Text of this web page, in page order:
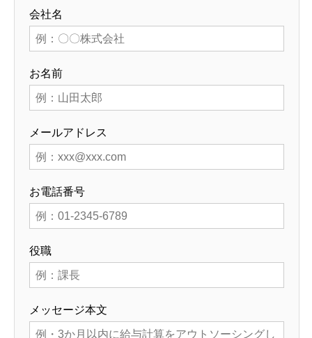
会社名
お名前
メールアドレス
お電話番号
役職
メッセージ本文